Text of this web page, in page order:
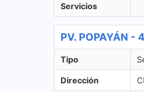
Servicios
PV. POPAYÁN -
Tipo
Dirección